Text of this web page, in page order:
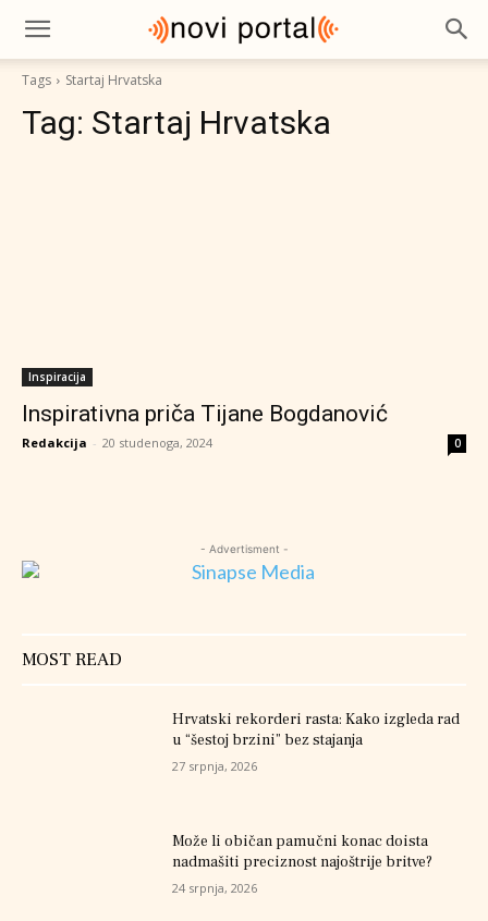
Tags Startaj Hrvatska
Tag: Startaj Hrvatska
Inspiracija
Inspirativna priča Tijane Bogdanović
Redakcija - 20 studenoga, 2024 0
- Advertisment -
MOST READ
Hrvatski rekorderi rasta: Kako izgleda rad
u “šestoj brzini” bez stajanja
27 srpnja, 2026
Može li običan pamučni konac doista
nadmašiti preciznost najoštrije britve?
24 srpnja, 2026